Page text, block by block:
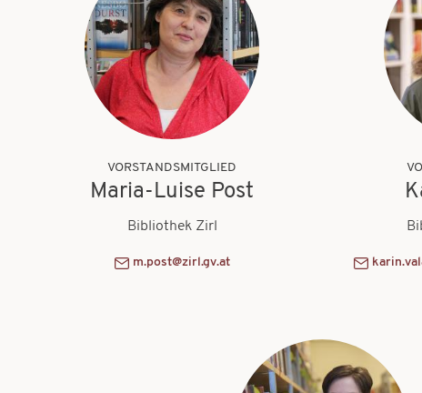
VORSTANDSMITGLIED
Maria-Luise Post
Bibliothek Zirl
m.post@zirl.gv.at